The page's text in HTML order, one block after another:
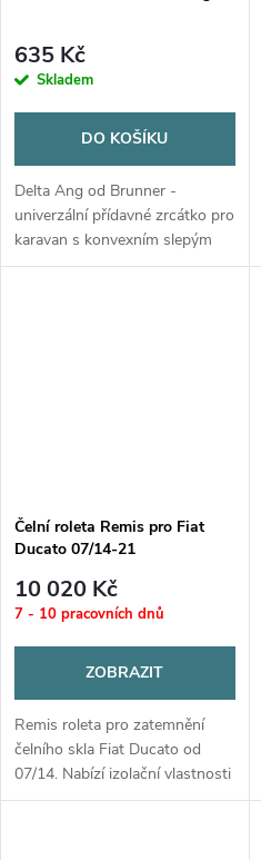
635 Kč
Skladem
DO KOŠÍKU
Delta Ang od Brunner -
univerzální přídavné zrcátko pro
karavan s konvexním slepým
úhlem. Snadná montáž
Čelní roleta Remis pro Fiat
Ducato 07/14-21
10 020 Kč
7 - 10 pracovních dnů
ZOBRAZIT
Remis roleta pro zatemnění
čelního skla Fiat Ducato od
07/14. Nabízí izolační vlastnosti
a přesné rozměry pro daný